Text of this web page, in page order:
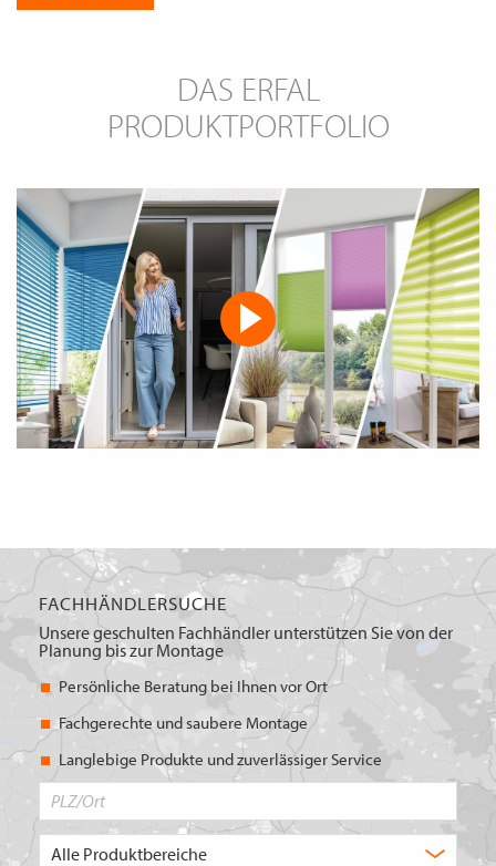
DAS ERFAL
PRODUKTPORTFOLIO
FACHHÄNDLERSUCHE
Unsere geschulten Fachhändler unterstützen Sie von der
Planung bis zur Montage
Persönliche Beratung bei Ihnen vor Ort
Fachgerechte und saubere Montage
Langlebige Produkte und zuverlässiger Service